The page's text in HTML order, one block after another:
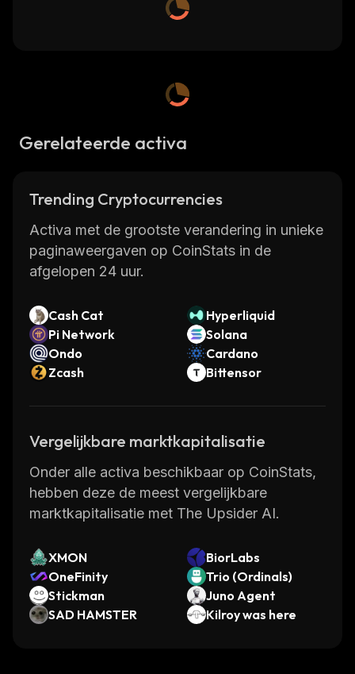
Gerelateerde activa
Trending Cryptocurrencies
Activa met de grootste verandering in unieke
paginaweergaven op CoinStats in de
afgelopen 24 uur.
Cash Cat
Hyperliquid
Pi Network
Solana
Ondo
Cardano
Zcash
Bittensor
Vergelijkbare marktkapitalisatie
Onder alle activa beschikbaar op CoinStats,
hebben deze de meest vergelijkbare
marktkapitalisatie met The Upsider AI.
XMON
BiorLabs
OneFinity
Trio (Ordinals)
Stickman
Juno Agent
SAD HAMSTER
Kilroy was here